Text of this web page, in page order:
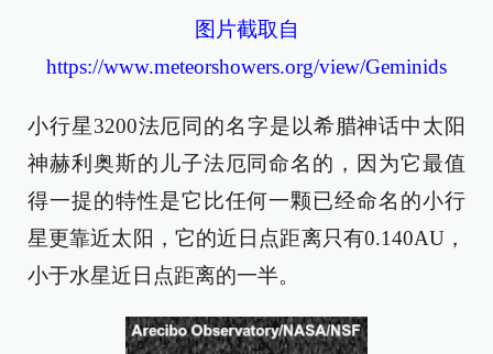
图片截取自
https://www.meteorshowers.org/view/Geminids
小行星3200法厄同的名字是以希腊神话中太阳
神赫利奥斯的儿子法厄同命名的，因为它最值
得一提的特性是它比任何一颗已经命名的小行
星更靠近太阳，它的近日点距离只有0.140AU，
小于水星近日点距离的一半。